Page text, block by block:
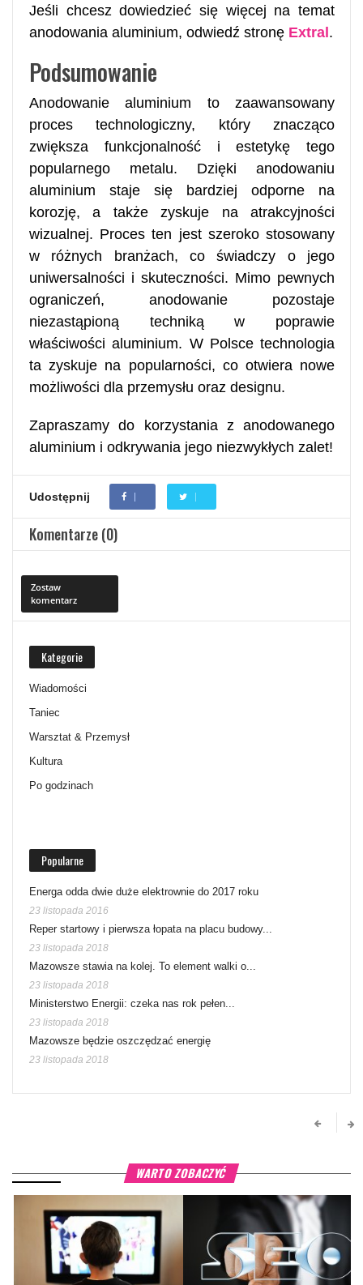
Jeśli chcesz dowiedzieć się więcej na temat
anodowania aluminium, odwiedź stronę Extral.
Podsumowanie
Anodowanie aluminium to zaawansowany
proces technologiczny, który znacząco
zwiększa funkcjonalność i estetykę tego
popularnego metalu. Dzięki anodowaniu
aluminium staje się bardziej odporne na
korozję, a także zyskuje na atrakcyjności
wizualnej. Proces ten jest szeroko stosowany
w różnych branżach, co świadczy o jego
uniwersalności i skuteczności. Mimo pewnych
ograniczeń, anodowanie pozostaje
niezastąpioną techniką w poprawie
właściwości aluminium. W Polsce technologia
ta zyskuje na popularności, co otwiera nowe
możliwości dla przemysłu oraz designu.
Zapraszamy do korzystania z anodowanego
aluminium i odkrywania jego niezwykłych zalet!
Udostępnij
Komentarze (0)
Zostaw
komentarz
Kategorie
Wiadomości
Taniec
Warsztat & Przemysł
Kultura
Po godzinach
Popularne
Energa odda dwie duże elektrownie do 2017 roku
23 listopada 2016
Reper startowy i pierwsza łopata na placu budowy...
23 listopada 2018
Mazowsze stawia na kolej. To element walki o...
23 listopada 2018
Ministerstwo Energii: czeka nas rok pełen...
23 listopada 2018
Mazowsze będzie oszczędzać energię
23 listopada 2018
WARTO ZOBACZYĆ